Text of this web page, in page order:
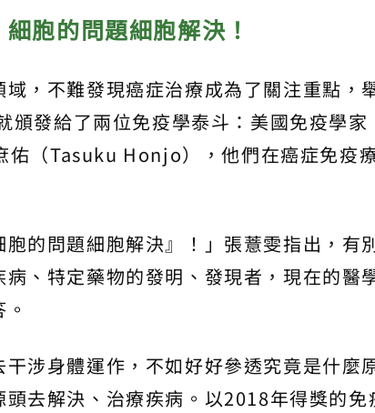
胞的問題細胞解決！
，不難發現癌症治療成為了關注重點，
發給了兩位免疫學泰斗：美國免疫學家
（Tasuku Honjo），他們在癌症免疫
胞的問題細胞解決』！」張薏雯指出，有
、特定藥物的發明、發現者，現在的醫
涉身體運作，不如好好參透究竟是什麼
去解決、治療疾病。以2018年得獎的免